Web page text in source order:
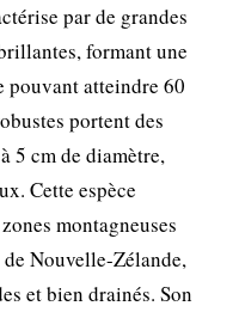
par de grandes
formant une
pouvant atteindre 60
portent des
5 cm de diamètre,
Cette espèce
montagneuses
Nouvelle-Zélande,
et bien drainés. Son